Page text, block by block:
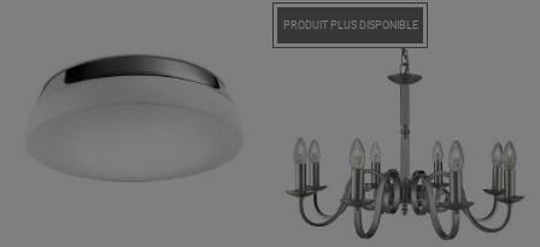
PRODUIT PLUS DISPONIBLE